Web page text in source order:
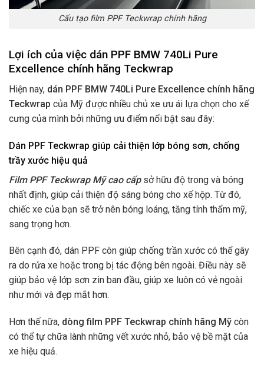
Cấu tạo film PPF Teckwrap chính hãng
Lợi ích của việc dán PPF BMW 740Li Pure
Excellence chính hãng Teckwrap
Hiện nay, dán PPF BMW 740Li Pure Excellence chính hãng
Teckwrap của Mỹ được nhiều chủ xe ưu ái lựa chọn cho xế
cưng của mình bởi những ưu điểm nổi bật sau đây:
Dán PPF Teckwrap giúp cải thiện lớp bóng sơn, chống
trầy xước hiệu quả
Film PPF Teckwrap Mỹ cao cấpsở hữu độ trong và bóng
nhất định, giúp cải thiện độ sáng bóng cho xế hộp. Từ đó,
chiếc xe của bạn sẽ trở nên bóng loáng, tăng tính thẩm mỹ,
sang trọng hơn.
Bên cạnh đó, dán PPF còn giúp chống trần xước có thể gây
ra do rửa xe hoặc trong bị tác động bên ngoài. Điều này sẽ
giúp bảo vệ lớp sơn zin ban đầu, giúp xe luôn có vẻ ngoài
như mới và đẹp mắt hơn.
Hơn thế nữa, dòng film PPF Teckwrap chính hãng Mỹ còn
có thể tự chữa lành những vết xước nhỏ, bảo vệ bề mặt của
xe hiệu quả.